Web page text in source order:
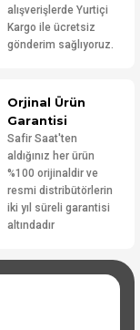
alışverişlerde Yurtiçi
Kargo ile ücretsiz
gönderim sağlıyoruz.
Orjinal Ürün
Garantisi
Safir Saat'ten
aldığınız her ürün
%100 orijinaldir ve
resmi distribütörlerin
iki yıl süreli garantisi
altındadır